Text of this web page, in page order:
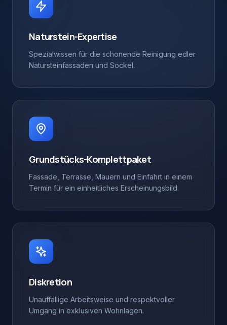
Naturstein-Expertise
Spezialwissen für die schonende Reinigung edler
Natursteinfassaden und Sockel.
Grundstücks-Komplettpaket
Fassade, Terrasse, Mauern und Einfahrt in einem
Termin für ein einheitliches Erscheinungsbild.
Diskretion
Unauffällige Arbeitsweise und respektvoller
Umgang in exklusiven Wohnlagen.